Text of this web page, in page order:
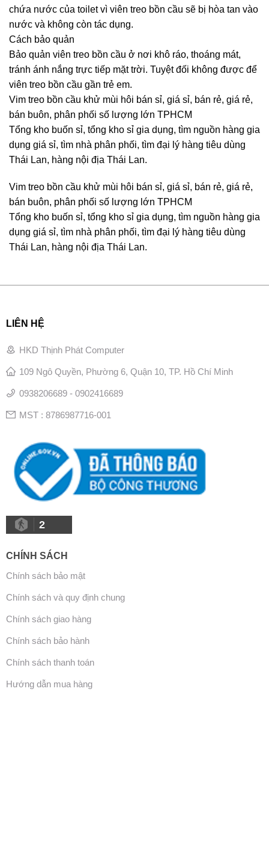
chứa nước của toilet vì viên treo bồn cầu sẽ bị hòa tan vào
nước và không còn tác dụng.
Cách bảo quản
Bảo quản viên treo bồn cầu ở nơi khô ráo, thoáng mát,
tránh ánh nắng trực tiếp mặt trời. Tuyệt đối không được để
viên treo bồn cầu gần trẻ em.
Vim treo bồn cầu khử mùi hôi bán sỉ, giá sỉ, bán rẻ, giá rẻ,
bán buôn, phân phối số lượng lớn TPHCM
Tổng kho buốn sỉ, tổng kho sỉ gia dụng, tìm nguồn hàng gia
dụng giá sỉ, tìm nhà phân phối, tìm đại lý hàng tiêu dùng
Thái Lan, hàng nội địa Thái Lan.
Vim treo bồn cầu khử mùi hôi bán sỉ, giá sỉ, bán rẻ, giá rẻ,
bán buôn, phân phối số lượng lớn TPHCM
Tổng kho buốn sỉ, tổng kho sỉ gia dụng, tìm nguồn hàng gia
dụng giá sỉ, tìm nhà phân phối, tìm đại lý hàng tiêu dùng
Thái Lan, hàng nội địa Thái Lan.
LIÊN HỆ
HKD Thịnh Phát Computer
109 Ngô Quyền, Phường 6, Quận 10, TP. Hồ Chí Minh
0938206689 - 0902416689
MST : 8786987716-001
2
CHÍNH SÁCH
Chính sách bảo mật
Chính sách và quy định chung
Chính sách giao hàng
Chính sách bảo hành
Chính sách thanh toán
Hướng dẫn mua hàng